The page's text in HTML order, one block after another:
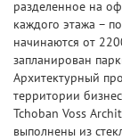
разделенное на
каждого этажа –
начинаются от
запланирован
Архитектурный
территории
Tchoban Voss
выполнены из